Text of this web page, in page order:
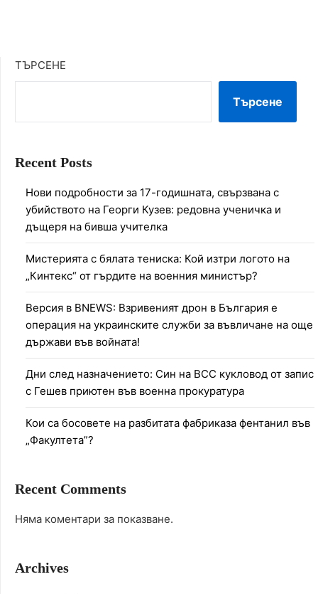
ТЪРСЕНЕ
Търсене
Recent Posts
Нови подробности за 17-годишната, свързвана с
убийството на Георги Кузев: редовна ученичка и
дъщеря на бивша учителка
Мистерията с бялата тениска: Кой изтри логото на
„Кинтекс“ от гърдите на военния министър?
Версия в BNEWS: Взривеният дрон в България е
операция на украинските служби за въвличане на още
държави във войната!
Дни след назначението: Син на ВСС кукловод от запис
с Гешев приютен във военна прокуратура
Кои са босовете на разбитата фабриказа фентанил във
„Факултета”?
Recent Comments
Няма коментари за показване.
Archives